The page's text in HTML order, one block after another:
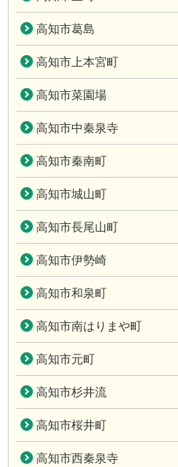
高知市葛島
高知市上本宮町
高知市菜園場
高知市中秦泉寺
高知市秦南町
高知市城山町
高知市長尾山町
高知市伊勢崎
高知市和泉町
高知市南はりまや町
高知市元町
高知市杉井流
高知市桜井町
高知市西秦泉寺